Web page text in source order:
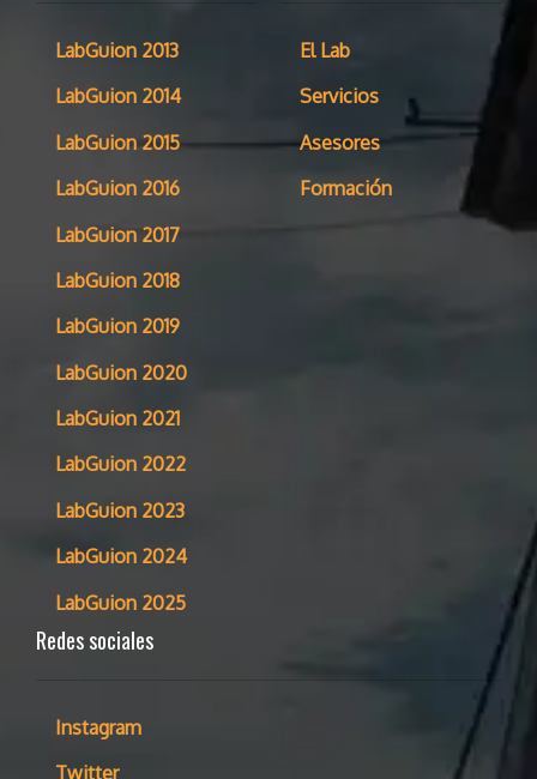
LabGuion 2013
LabGuion 2014
LabGuion 2015
LabGuion 2016
LabGuion 2017
LabGuion 2018
LabGuion 2019
LabGuion 2020
LabGuion 2021
LabGuion 2022
LabGuion 2023
LabGuion 2024
LabGuion 2025
El Lab
Servicios
Asesores
Formación
Redes sociales
Instagram
Twitter